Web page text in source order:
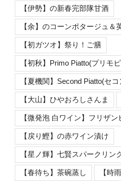
【伊勢】の新春完部隊甘酒
【余】のコーンポタージュ＆
【初ガツオ】祭り！ご膳
【初秋】Primo Piatto(プリモ
【夏機関】Second Piatto(セ
【大山】ひやおろしさんま
【微発泡 白ワイン】フリザン
【戻り鰹】の赤ワイン漬け
【星ノ輝】七賢スパークリン
【春待ち】茶碗蒸し 【時